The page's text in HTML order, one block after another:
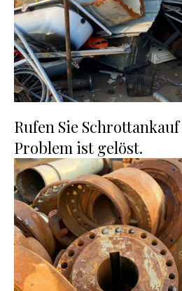
Rufen Sie
Problem ist gelöst.